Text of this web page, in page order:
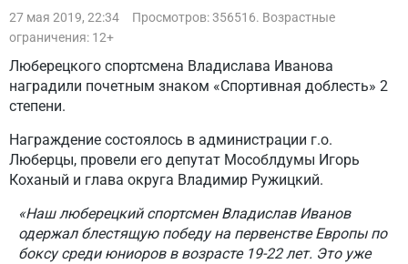
27 мая 2019, 22:34
Просмотров: 356516. Возрастные
ограничения: 12+
Люберецкого спортсмена Владислава Иванова
наградили почетным знаком «Спортивная доблесть» 2
степени.
Награждение состоялось в администрации г.о.
Люберцы, провели его депутат Мособлдумы Игорь
Коханый и глава округа Владимир Ружицкий.
«Наш люберецкий спортсмен Владислав Иванов
одержал блестящую победу на первенстве Европы по
боксу среди юниоров в возрасте 19-22 лет. Это уже